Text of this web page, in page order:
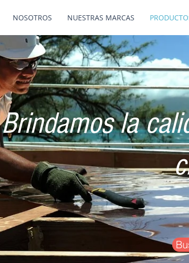
NOSOTROS NUESTRAS MARCAS
Brindamos la